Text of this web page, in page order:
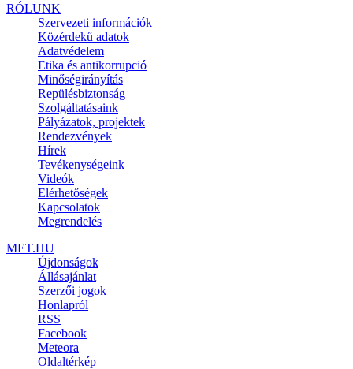
RÓLUNK
Szervezeti információk
Közérdekű adatok
Adatvédelem
Etika és antikorrupció
Minőségirányítás
Repülésbiztonság
Szolgáltatásaink
Pályázatok, projektek
Rendezvények
Hírek
Tevékenységeink
Videók
Elérhetőségek
Kapcsolatok
Megrendelés
MET.HU
Újdonságok
Állásajánlat
Szerzői jogok
Honlapról
RSS
Facebook
Meteora
Oldaltérkép